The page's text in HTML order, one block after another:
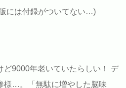
には付録がついてない…)
ど9000年老いていたらしい！ デ
様…。「無駄に増やした脳味